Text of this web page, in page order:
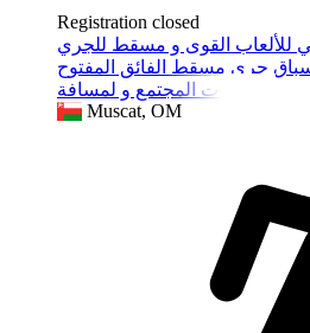
Registration closed
للألعاب القوى و مسقط للجري
سباق جري مسقط الفائق المفتوح
لكل فئات المجتمع و لمسافة
Muscat, OM